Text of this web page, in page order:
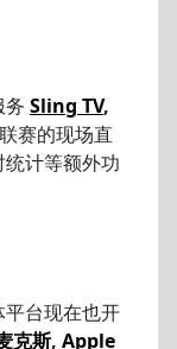
务 Sling TV,
赛的现场直
计等额外功
台现在也开
克斯, Apple